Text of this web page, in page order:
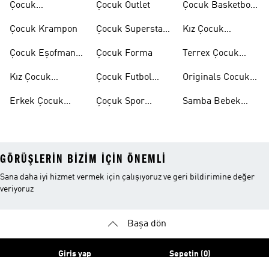
Çocuk
Çocuk Krampon
Çocuk Eşofman
Kız Çocuk
Erkek Çocuk
Çocuk Outlet
Çocuk Superstar
Çocuk Forma
Çocuk Futbol
Çoçuk Spor
Çocuk Basketbol
Kız Çocuk
Terrex Çocuk
Originals Cocuk
Samba Bebek
GÖRÜŞLERIN BIZIM IÇIN ÖNEMLI
Sana daha iyi hizmet vermek için çalışıyoruz ve geri bildirimine değer
veriyoruz
Başa dön
Giriş yap Sepetin (0)